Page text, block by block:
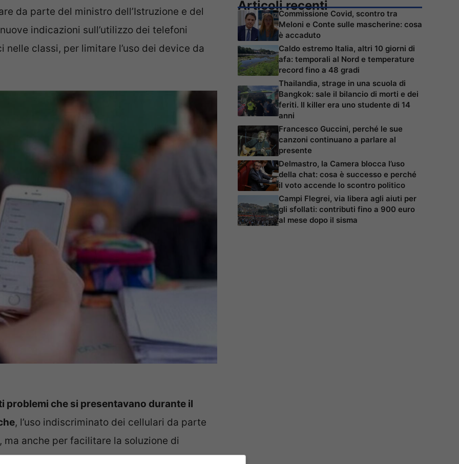
da parte del ministro dell’Istruzione e del
indicazioni sull’utilizzo dei telefoni
classi, per limitare l’uso dei device da
problemi che si presentavano durante il
, l’uso indiscriminato dei cellulari da parte
anche per facilitare la soluzione di
Articoli recenti
Commissione Covid, scontro tra
Meloni e Conte sulle mascherine: cosa
è accaduto
Caldo estremo Italia, altri 10 giorni di
afa: temporali al Nord e temperature
record fino a 48 gradi
Thailandia, strage in una scuola di
Bangkok: sale il bilancio di morti e dei
feriti. Il killer era uno studente di 14
anni
Francesco Guccini, perché le sue
canzoni continuano a parlare al
presente
Delmastro, la Camera blocca l’uso
della chat: cosa è successo e perché
il voto accende lo scontro politico
Campi Flegrei, via libera agli aiuti per
gli sfollati: contributi fino a 900 euro
al mese dopo il sisma